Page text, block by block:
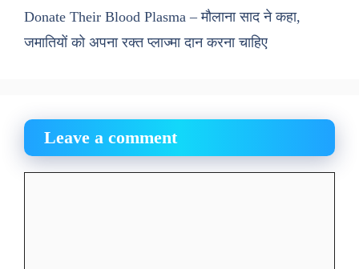
Donate Their Blood Plasma – मौलाना साद ने कहा,
जमातियों को अपना रक्त प्लाज्मा दान करना चाहिए
Leave a comment